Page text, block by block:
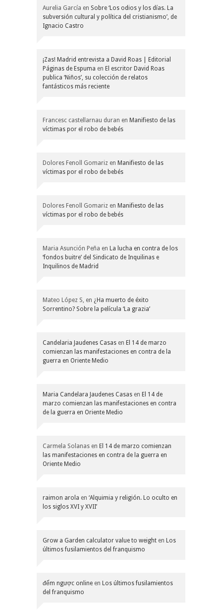
Aurelia García en Sobre ‘Los odios y los días. La
subversión cultural y política del cristianismo’, de
Ignacio Castro
¡Zas! Madrid entrevista a David Roas | Editorial
Páginas de Espuma en El escritor David Roas
publica ‘Niños’, su colección de relatos
fantásticos más reciente
Francesc castellarnau duran en Manifiesto de las
víctimas por el robo de bebés
Dolores Fenoll Gomariz en Manifiesto de las
víctimas por el robo de bebés
Dolores Fenoll Gomariz en Manifiesto de las
víctimas por el robo de bebés
Maria Asunción Peña en La lucha en contra de los
‘fondos buitre’ del Sindicato de Inquilinas e
Inquilinos de Madrid
Mateo López S, en ¿Ha muerto de éxito
Sorrentino? Sobre la película ‘La grazia’
Candelaria Jaudenes Casas en El 14 de marzo
comienzan las manifestaciones en contra de la
guerra en Oriente Medio
Maria Candelara Jaudenes Casas en El 14 de
marzo comienzan las manifestaciones en contra
de la guerra en Oriente Medio
Carmela Solanas en El 14 de marzo comienzan
las manifestaciones en contra de la guerra en
Oriente Medio
raimon arola en ‘Alquimia y religión. Lo oculto en
los siglos XVI y XVII’
Grow a Garden calculator value to weight en Los
últimos fusilamientos del franquismo
đếm ngược online en Los últimos fusilamientos
del franquismo